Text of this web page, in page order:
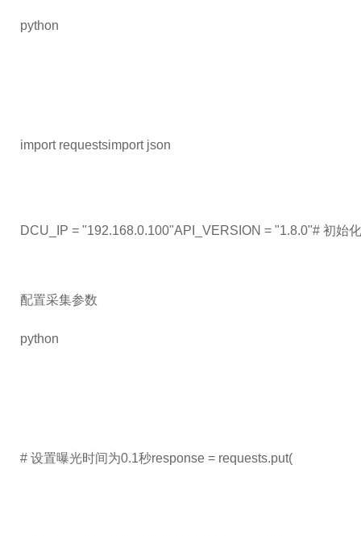
python
import requestsimport json
DCU_IP = "192.168.0.100"API_VERSION = "1.8.0"# 初
配置采集参数
python
# 设置曝光时间为0.1秒response = requests.put(